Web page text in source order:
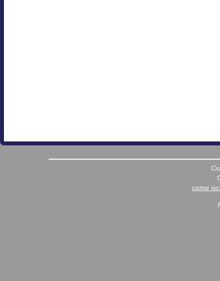
come